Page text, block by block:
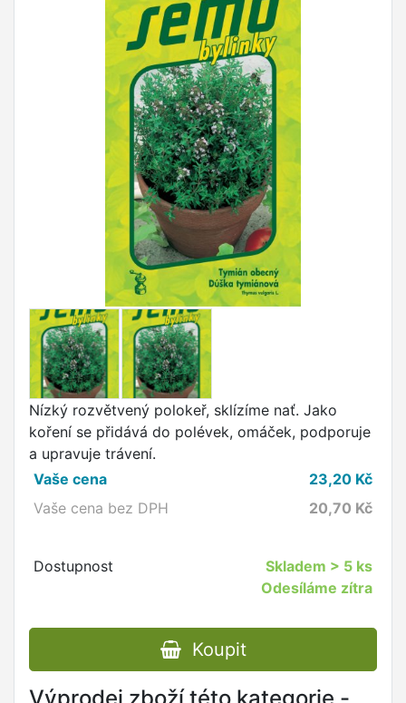
Nízký rozvětvený polokeř, sklízíme nať. Jako
koření se přidává do polévek, omáček, podporuje
a upravuje trávení.
Vaše cena
23,20 Kč
Vaše cena bez DPH
20,70 Kč
Dostupnost Skladem > 5 ks
Odesíláme zítra
Koupit